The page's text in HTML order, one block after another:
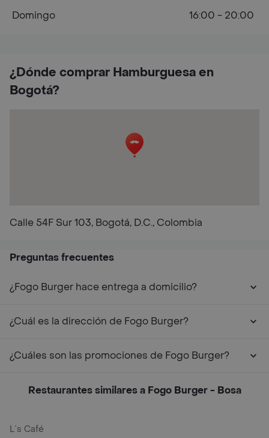
¿Dónde comprar Hamburguesa en
Bogotá?
Calle 54F Sur 103, Bogotá, D.C., Colombia
Domingo
16:00 - 20:00
Preguntas frecuentes
¿Fogo Burger hace entrega a domicilio?
¿Cuál es la dirección de Fogo Burger?
¿Cuáles son las promociones de Fogo Burger?
Restaurantes similares a Fogo Burger - Bosa
L´s Café